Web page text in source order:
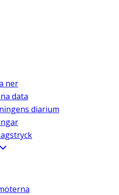
ner
data
diarium